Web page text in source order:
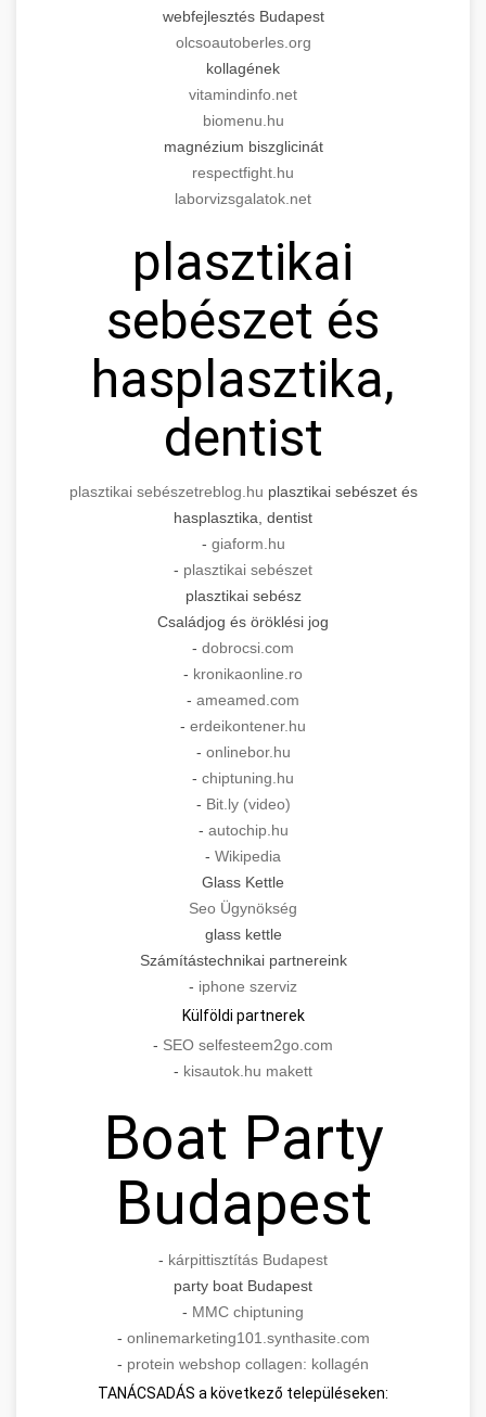
webfejlesztés Budapest
olcsoautoberles.org
kollagének
vitamindinfo.net
biomenu.hu
magnézium biszglicinát
respectfight.hu
laborvizsgalatok.net
plasztikai
sebészet és
hasplasztika,
dentist
plasztikai sebészetreblog.hu plasztikai sebészet és
hasplasztika, dentist
- giaform.hu
- plasztikai sebészet
plasztikai sebész
Családjog és öröklési jog
- dobrocsi.com
- kronikaonline.ro
- ameamed.com
- erdeikontener.hu
- onlinebor.hu
- chiptuning.hu
- Bit.ly (video)
- autochip.hu
- Wikipedia
Glass Kettle
Seo Ügynökség
glass kettle
Számítástechnikai partnereink
- iphone szerviz
Külföldi partnerek
- SEO selfesteem2go.com
- kisautok.hu makett
Boat Party
Budapest
- kárpittisztítás Budapest
party boat Budapest
- MMC chiptuning
- onlinemarketing101.synthasite.com
- protein webshop collagen: kollagén
TANÁCSADÁS a következő településeken: